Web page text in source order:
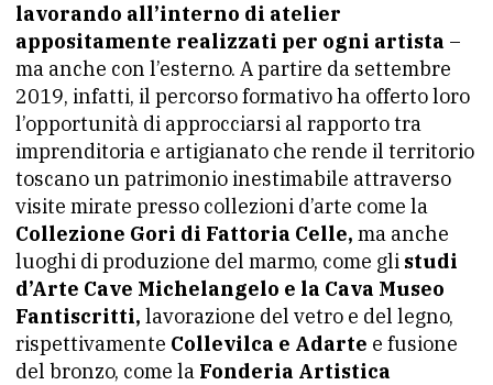
lavorando all’interno di atelier
appositamente realizzati per ogni artista –
ma anche con l’esterno. A partire da settembre
2019, infatti, il percorso formativo ha offerto loro
l’opportunità di approcciarsi al rapporto tra
imprenditoria e artigianato che rende il territorio
toscano un patrimonio inestimabile attraverso
visite mirate presso collezioni d’arte come la
Collezione Gori di Fattoria Celle, ma anche
luoghi di produzione del marmo, come gli studi
d’Arte Cave Michelangelo e la Cava Museo
Fantiscritti, lavorazione del vetro e del legno,
rispettivamente Collevilca e Adarte e fusione
del bronzo, come la Fonderia Artistica